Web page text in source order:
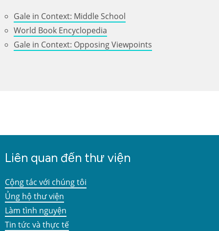
Gale in Context: Middle School
World Book Encyclopedia
Gale in Context: Opposing Viewpoints
Liên quan đến thư viện
Cộng tác với chúng tôi
Ủng hộ thư viện
Làm tình nguyện
Tin tức và thực tế